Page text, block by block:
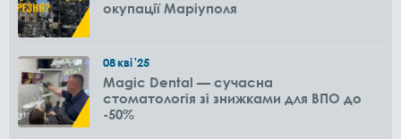
окупації Маріуполя
08кві'25
Magic Dental — сучасна
стоматологія зі знижками для ВПО до
-50%